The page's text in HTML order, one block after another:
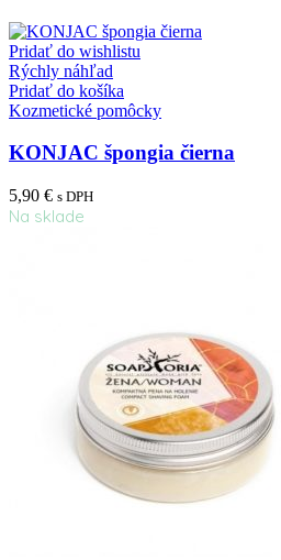
Pridať do wishlistu
Rýchly náhľad
Pridať do košíka
Kozmetické pomôcky
KONJAC špongia čierna
5,90 € s DPH
Na sklade